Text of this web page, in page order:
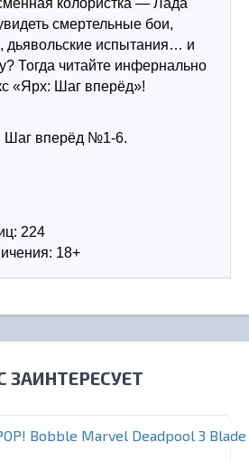
колористка — Лада
смертельные бои,
дьявольские испытания… и
Тогда читайте инфернально
«Ярх: Шаг вперёд»!
Шаг вперёд №1-6.
224
18+